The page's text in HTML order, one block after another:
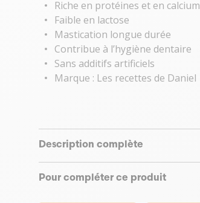
Riche en protéines et en calcium
Faible en lactose
Mastication longue durée
Contribue à l’hygiène dentaire
Sans additifs artificiels
Marque : Les recettes de Daniel
Description complète
Pour compléter ce produit